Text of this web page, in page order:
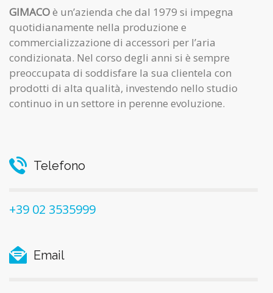
GIMACOè un’azienda che dal 1979 si impegna
quotidianamente nella produzione e
commercializzazione di accessori per l’aria
condizionata. Nel corso degli anni si è sempre
preoccupata di soddisfare la sua clientela con
prodotti di alta qualità, investendo nello studio
continuo in un settore in perenne evoluzione.
Telefono
+39 02 3535999
Email